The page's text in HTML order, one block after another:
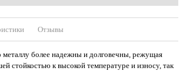
Отзывы
металлу более надежны и долговечны, режущая
стойкостью к высокой температуре и износу, так